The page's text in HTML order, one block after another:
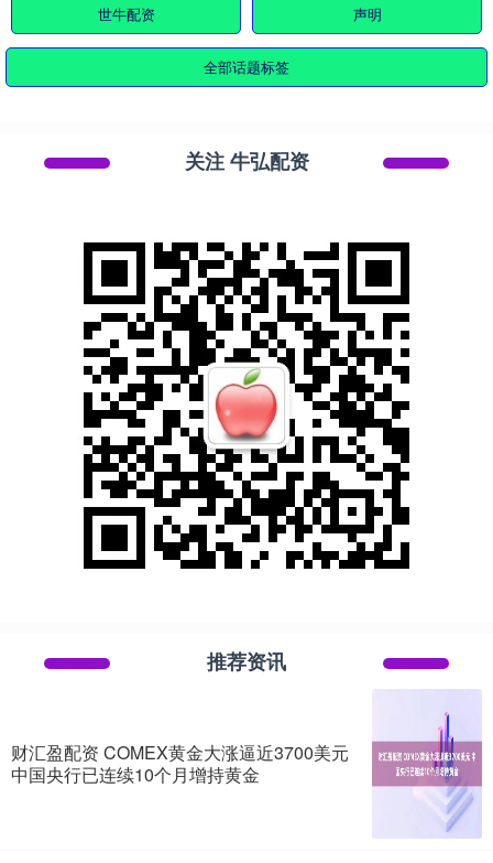
世牛配资 声明
全部话题标签
关注 牛弘配资
推荐资讯
财汇盈配资 COMEX黄金大涨逼近3700美元
中国央行已连续10个月增持黄金